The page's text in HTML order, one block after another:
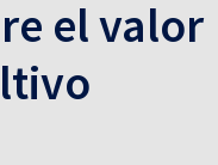
el valor